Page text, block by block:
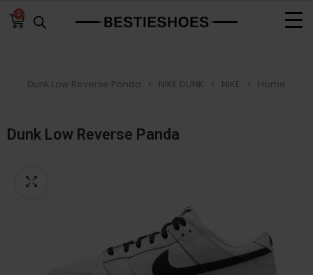
0
Home
NIKE
NIKE DUNK
Dunk Low Reverse Panda
Dunk Low Reverse Panda